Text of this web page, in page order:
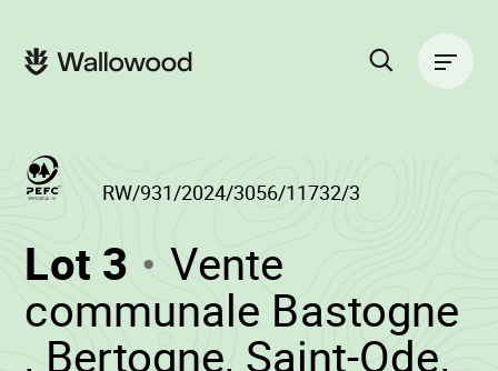
contenu
navigation
principale
Lot 3(RW/931/2024/
-
Vente
communale Bastogne
, Bertogne, Saint-Ode,
RW/931/2024/3056/11732/3
principale